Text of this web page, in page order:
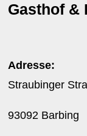
Gasthof &
Adresse:
Straubinger
93092 Barbing